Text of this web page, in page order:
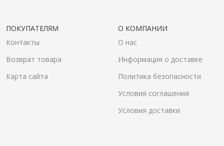
ПОКУПАТЕЛЯМ
Контакты
Возврат товара
Карта сайта
О КОМПАНИИ
О нас
Информация о доставке
Политика безопасности
Условия соглашения
Условия доставки